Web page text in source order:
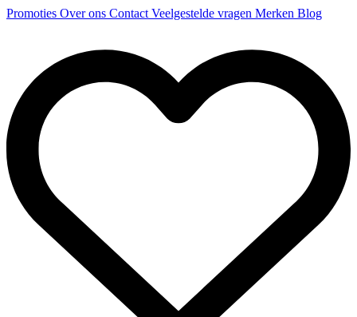
Promoties Over ons Contact Veelgestelde vragen Merken Blog